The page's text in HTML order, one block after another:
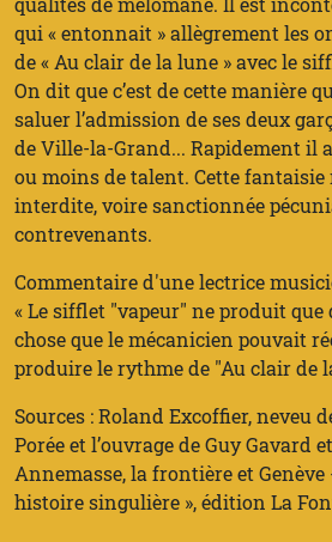
qui « entonnait » allègrement les
de « Au clair de la lune » avec le
On dit que c’est de cette manière
saluer l’admission de ses deux
de Ville-la-Grand... Rapidement il
ou moins de talent. Cette
interdite, voire sanctionnée
contrevenants.
Commentaire d'une lectrice
« Le sifflet "vapeur" ne produit que
chose que le mécanicien pouvait
produire le rythme de "Au clair de
Sources : Roland Excoffier, neveu
Porée et l’ouvrage de Guy Gavard
Annemasse, la frontière et Genève
histoire singulière », édition La